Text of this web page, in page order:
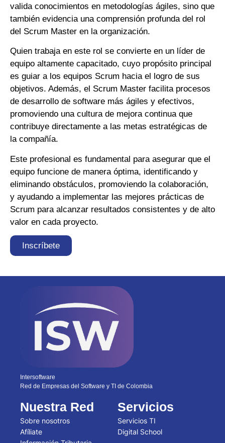
valida conocimientos en metodologías ágiles, sino que
también evidencia una comprensión profunda del rol
del Scrum Master en la organización.
Quien trabaja en este rol se convierte en un líder de
equipo altamente capacitado, cuyo propósito principal
es guiar a los equipos Scrum hacia el logro de sus
objetivos. Además, el Scrum Master facilita procesos
de desarrollo de software más ágiles y efectivos,
promoviendo una cultura de mejora continua que
contribuye directamente a las metas estratégicas de
la compañía.
Este profesional es fundamental para asegurar que el
equipo funcione de manera óptima, identificando y
eliminando obstáculos, promoviendo la colaboración,
y ayudando a implementar las mejores prácticas de
Scrum para alcanzar resultados consistentes y de alto
valor en cada proyecto.
Inscríbete
Intersoftware
Red de Empresas del Software y TI de Colombia
Nuestra Red
Sobre nosotros
Afíliate
Servicios
Servicios TI
Digital School